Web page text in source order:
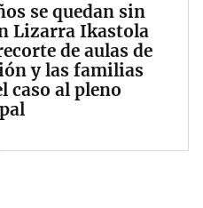
se quedan sin
Lizarra Ikastola
de aulas de
y las familias
caso al pleno